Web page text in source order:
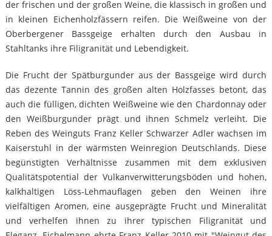
der frischen und der großen Weine, die klassisch in großen und
in kleinen Eichenholzfässern reifen. Die Weißweine von der
Oberbergener Bassgeige erhalten durch den Ausbau in
Stahltanks ihre Filigranität und Lebendigkeit.
Die Frucht der Spätburgunder aus der Bassgeige wird durch
das dezente Tannin des großen alten Holzfasses betont, das
auch die fülligen, dichten Weißweine wie den Chardonnay oder
den Weißburgunder prägt und ihnen Schmelz verleiht. Die
Reben des Weinguts Franz Keller Schwarzer Adler wachsen im
Kaiserstuhl in der wärmsten Weinregion Deutschlands. Diese
begünstigten Verhältnisse zusammen mit dem exklusiven
Qualitätspotential der Vulkanverwitterungsböden und hohen,
kalkhaltigen Löss-Lehmauflagen geben den Weinen ihre
vielfältigen Aromen, eine ausgeprägte Frucht und Mineralität
und verhelfen ihnen zu ihrer typischen Filigranität und